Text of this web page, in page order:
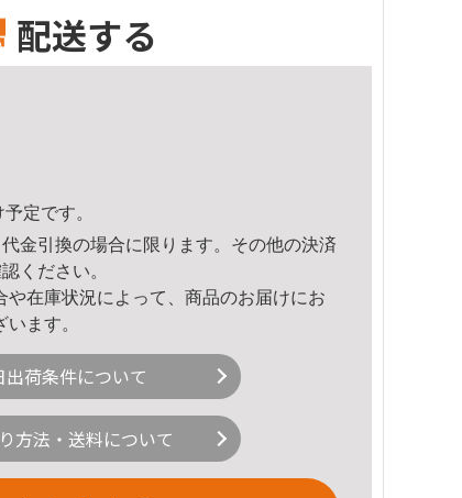
配送する
定です。
金引換の場合に限ります。その他の決済
ください。
在庫状況によって、商品のお届けにお
ます。
出荷条件について
方法・送料について